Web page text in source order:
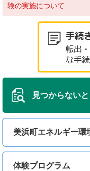
験の実施について
見つからない
美浜町エネルギー環
体験プログラム